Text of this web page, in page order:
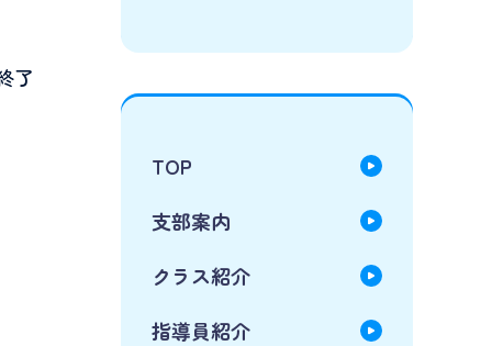
了
TOP
支部案内
クラス紹介
指導員紹介